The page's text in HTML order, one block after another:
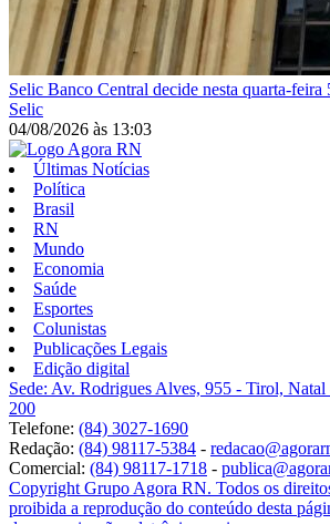
Selic Banco Central decide nesta quarta-feira
Selic
04/08/2026 às 13:03
Últimas Notícias
Política
Brasil
RN
Mundo
Economia
Saúde
Esportes
Colunistas
Publicações Legais
Edição digital
Sede: Av. Rodrigues Alves, 955 - Tirol,
200
Telefone: (84) 3027-1690
Redação: (84) 98117-5384 -
Comercial: (84) 98117-1718 -
Copyright Grupo Agora RN. Todos os
proibida a reprodução do conteúdo desta